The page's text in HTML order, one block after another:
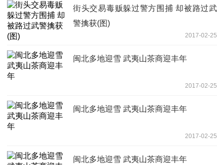
街头交易毒贩躲过警方围捕 却被路过武
警擒获(图)
2017-02-25
闽北多地迎雪 武夷山茶商迎丰年
2017-02-25
闽北多地迎雪 武夷山茶商迎丰年
2017-02-25
闽北多地迎雪 武夷山茶商迎丰年